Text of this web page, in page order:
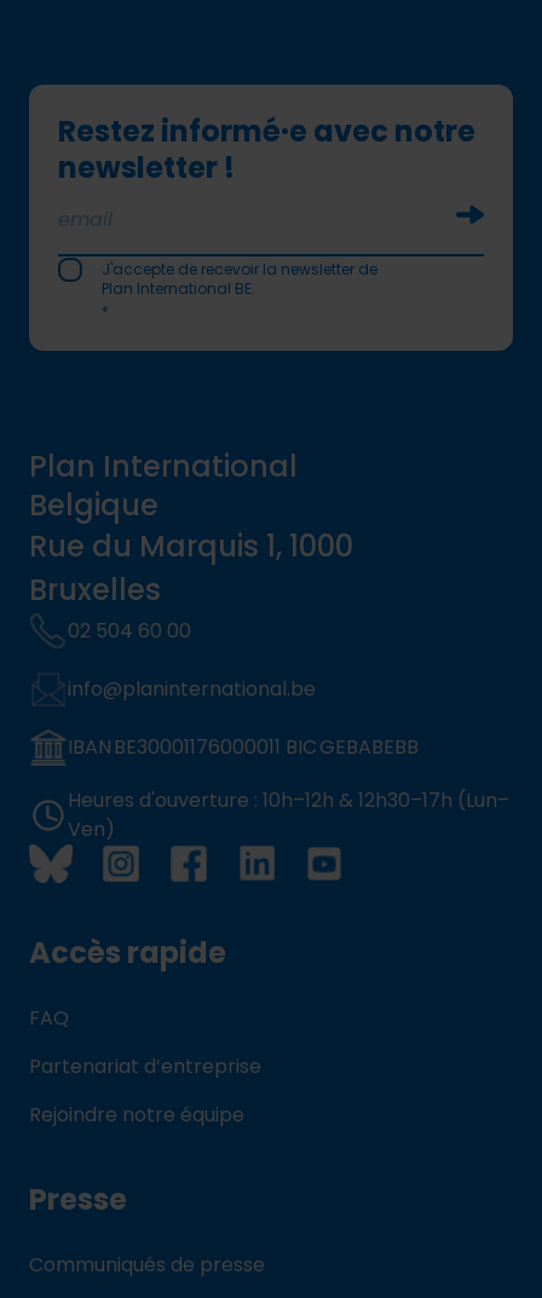
Restez informé·e avec notre
newsletter !
J'accepte de recevoir la newsletter de
Plan International BE.
*
Plan International
Belgique
Rue du Marquis 1, 1000
Bruxelles
02 504 60 00
info@planinternational.be
IBAN BE30001176000011 BIC GEBABEBB
Heures d'ouverture : 10h–12h & 12h30–17h (Lun–
Ven)
Accès rapide
FAQ
Partenariat d’entreprise
Rejoindre notre équipe
Presse
Communiqués de presse